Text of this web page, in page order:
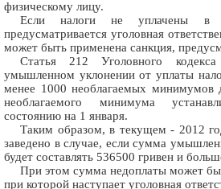
физическому лицу.
Если налоги не уплачены в
предусматривается уголовная
может быть применена санкция,
Статья 212 Уголовного
умышленном уклонении от уплаты
менее 1000 необлагаемых минимумов
необлагаемого минимума
состоянию на 1 января.
Таким образом, в текущем - 2012
заведено в случае, если сумма
будет составлять 536500 гривен и
При этом сумма недоплаты может
при которой наступает уголовная